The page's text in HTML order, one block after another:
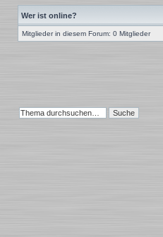
Wer ist online?
Mitglieder in diesem Forum: 0 Mitglieder